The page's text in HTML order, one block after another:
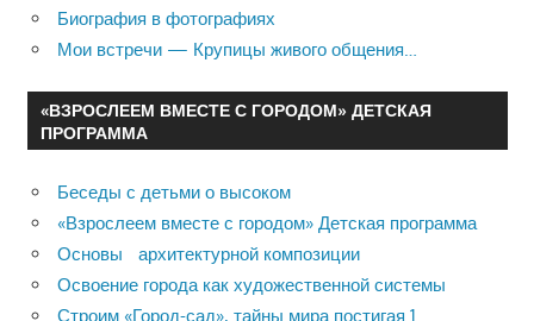
Биография в фотографиях
Мои встречи — Крупицы живого общения…
«ВЗРОСЛЕЕМ ВМЕСТЕ С ГОРОДОМ» ДЕТСКАЯ
ПРОГРАММА
Беседы с детьми о высоком
«Взрослеем вместе с городом» Детская программа
Основы архитектурной композиции
Освоение города как художественной системы
Строим «Город-сад», тайны мира постигая 1